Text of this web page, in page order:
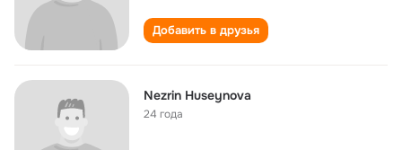
Добавить в друзья
Nezrin Huseynova
24 года